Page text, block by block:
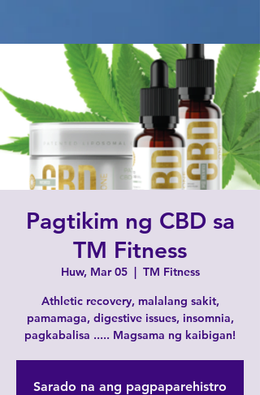
Pagtikim ng CBD sa
TM Fitness
Huw, Mar 05
  |
TM Fitness
Athletic recovery, malalang sakit,
pamamaga, digestive issues, insomnia,
pagkabalisa ..... Magsama ng kaibigan!
Sarado na ang pagpaparehistro